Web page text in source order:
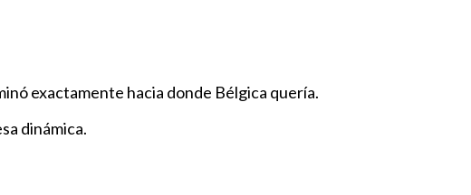
exactamente hacia donde Bélgica quería.
dinámica.